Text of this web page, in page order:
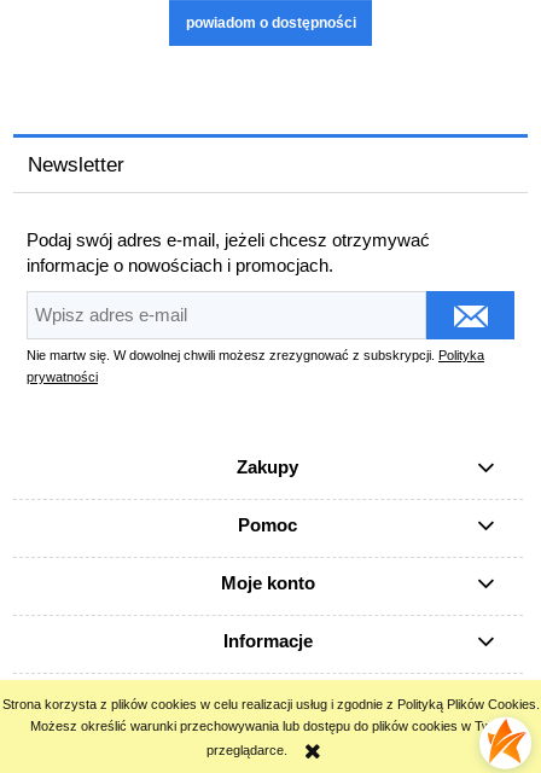
Strona korzysta z plików cookies w celu realizacji usług i zgodnie z Polityką Plików Cookies.
Możesz określić warunki przechowywania lub dostępu do plików cookies w Twojej
przeglądarce.
powiadom o dostępności
Newsletter
Podaj swój adres e-mail, jeżeli chcesz otrzymywać
informacje o nowościach i promocjach.
Nie martw się. W dowolnej chwili możesz zrezygnować z subskrypcji. Polityka
prywatności
Zakupy
Pomoc
Moje konto
Informacje
pokaż pełną wersję strony
Sklep internetowy Shoper.pl